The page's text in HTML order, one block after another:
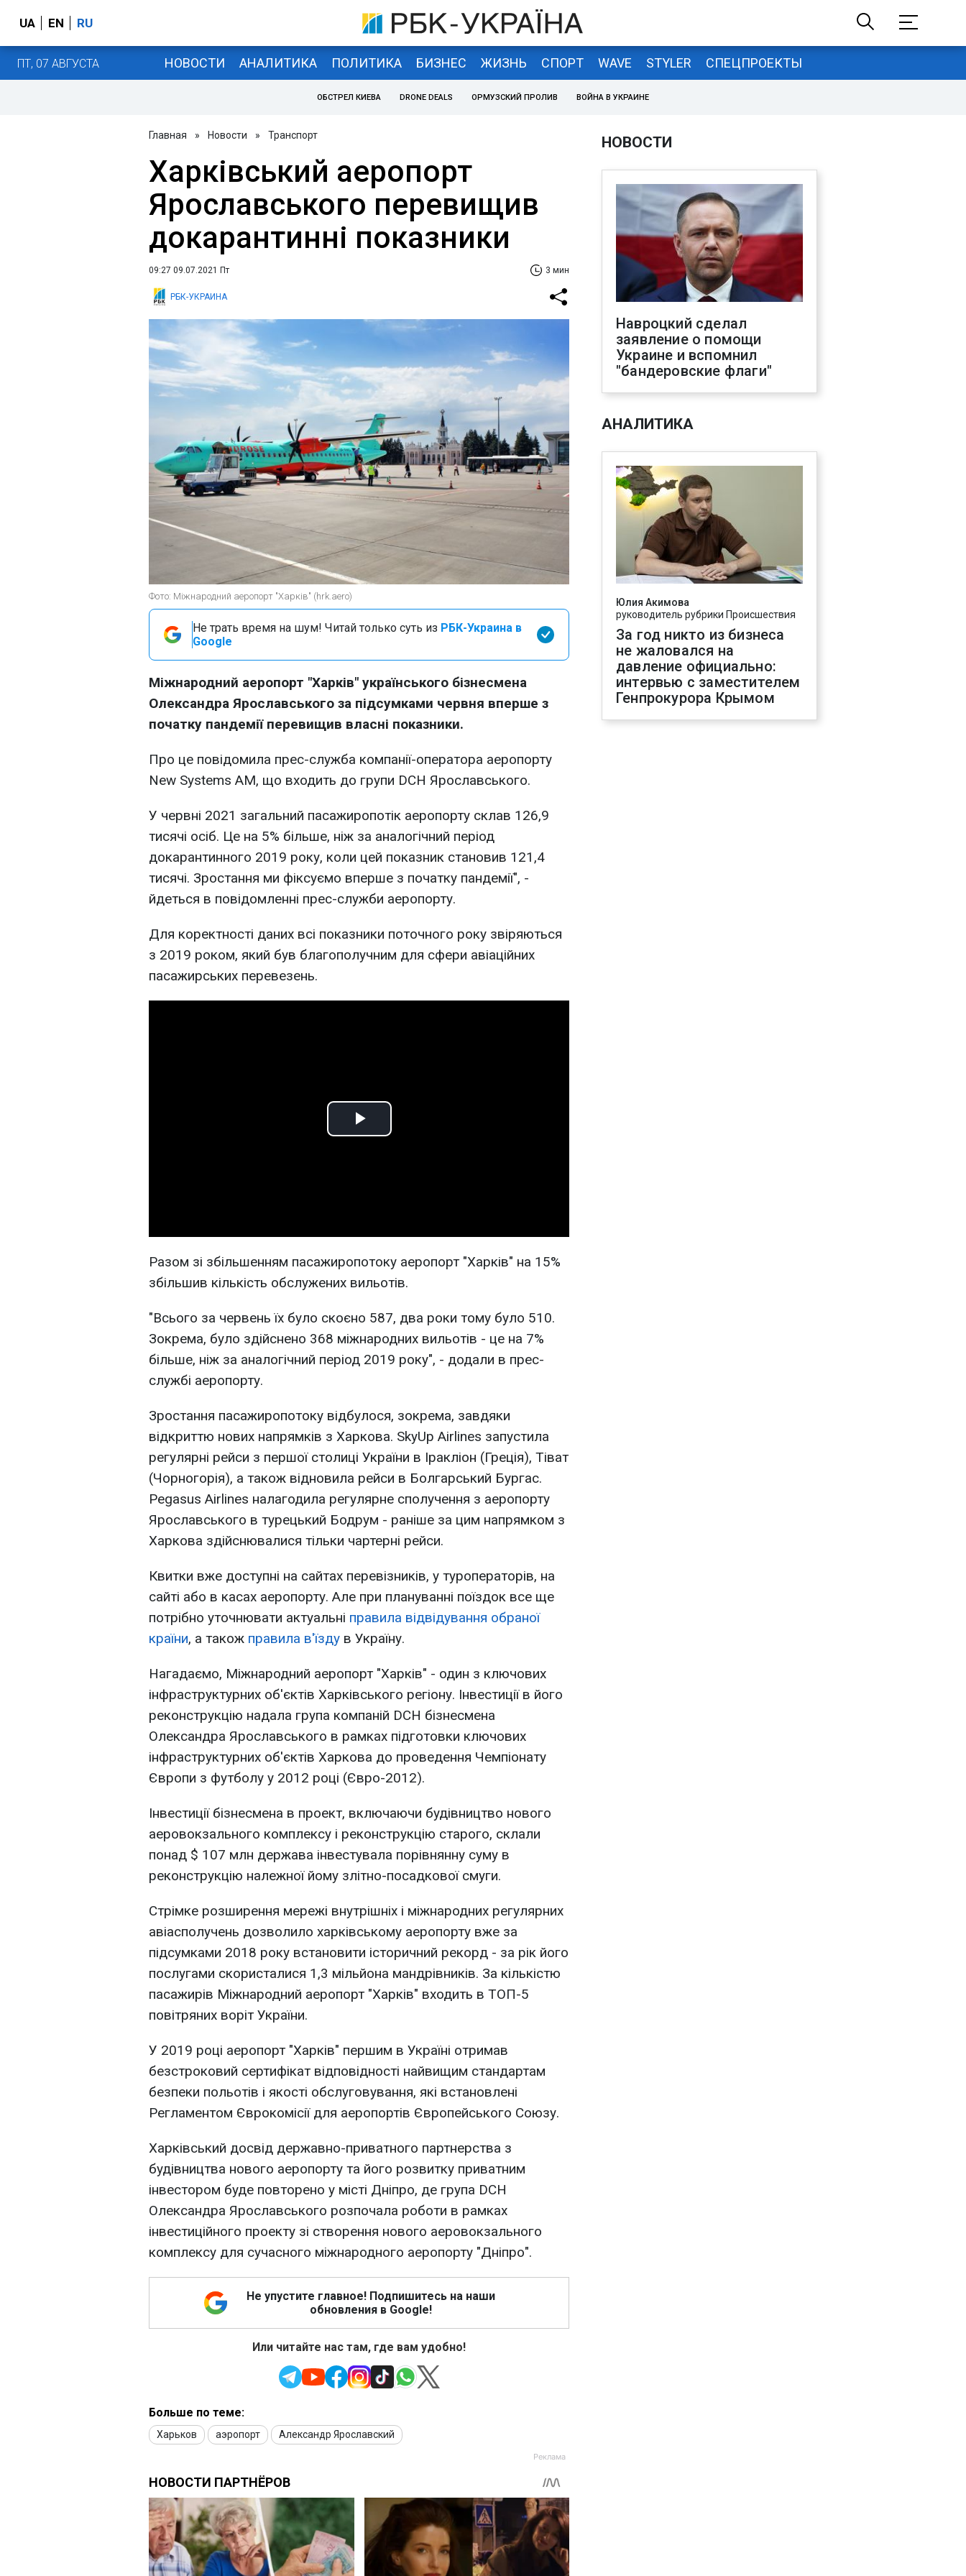
UA EN RU
ПТ, 07 АВГУСТА НОВОСТИ АНАЛИТИКА ПОЛИТИКА БИЗНЕС ЖИЗНЬ СПОРТ WAVE STYLER СПЕЦПРОЕКТЫ
ОБСТРЕЛ КИЕВА DRONE DEALS ОРМУЗСКИЙ ПРОЛИВ ВОЙНА В УКРАИНЕ
Главная » Новости » Транспорт
Харківський аеропорт
Ярославського перевищив
докарантинні показники
09:27 09.07.2021 Пт 3 мин
РБК-УКРАИНА
Фото: Міжнародний аеропорт "Харків" (hrk.aero)
Не трать время на шум! Читай только суть из РБК-Украина в
Google
Міжнародний аеропорт "Харків" українського бізнесмена
Олександра Ярославського за підсумками червня вперше з
початку пандемії перевищив власні показники.
Про це повідомила прес-служба компанії-оператора аеропорту
New Systems AM, що входить до групи DCH Ярославського.
У червні 2021 загальний пасажиропотік аеропорту склав 126,9
тисячі осіб. Це на 5% більше, ніж за аналогічний період
докарантинного 2019 року, коли цей показник становив 121,4
тисячі. Зростання ми фіксуємо вперше з початку пандемії", -
йдеться в повідомленні прес-служби аеропорту.
Для коректності даних всі показники поточного року звіряються
з 2019 роком, який був благополучним для сфери авіаційних
пасажирських перевезень.
Play
Разом зі збільшенням пасажиропотоку аеропорт "Харків" на 15%
збільшив кількість обслужених вильотів.
"Всього за червень їх було скоєно 587, два роки тому було 510.
Зокрема, було здійснено 368 міжнародних вильотів - це на 7%
більше, ніж за аналогічний період 2019 року", - додали в прес-
службі аеропорту.
Зростання пасажиропотоку відбулося, зокрема, завдяки
відкриттю нових напрямків з Харкова. SkyUp Airlines запустила
регулярні рейси з першої столиці України в Іракліон (Греція), Тіват
(Чорногорія), а також відновила рейси в Болгарський Бургас.
Pegasus Airlines налагодила регулярне сполучення з аеропорту
Ярославського в турецький Бодрум - раніше за цим напрямком з
Харкова здійснювалися тільки чартерні рейси.
Квитки вже доступні на сайтах перевізників, у туроператорів, на
сайті або в касах аеропорту. Але при плануванні поїздок все ще
потрібно уточнювати актуальні правила відвідування обраної
країни, а також правила в'їзду в Україну.
Нагадаємо, Міжнародний аеропорт "Харків" - один з ключових
інфраструктурних об'єктів Харківського регіону. Інвестиції в його
реконструкцію надала група компаній DCH бізнесмена
Олександра Ярославського в рамках підготовки ключових
інфраструктурних об'єктів Харкова до проведення Чемпіонату
Європи з футболу у 2012 році (Євро-2012).
Інвестиції бізнесмена в проект, включаючи будівництво нового
аеровокзального комплексу і реконструкцію старого, склали
понад $ 107 млн держава інвестувала порівнянну суму в
реконструкцію належної йому злітно-посадкової смуги.
Стрімке розширення мережі внутрішніх і міжнародних регулярних
авіасполучень дозволило харківському аеропорту вже за
підсумками 2018 року встановити історичний рекорд - за рік його
послугами скористалися 1,3 мільйона мандрівників. За кількістю
пасажирів Міжнародний аеропорт "Харків" входить в ТОП-5
повітряних воріт України.
У 2019 році аеропорт "Харків" першим в Україні отримав
безстроковий сертифікат відповідності найвищим стандартам
безпеки польотів і якості обслуговування, які встановлені
Регламентом Єврокомісії для аеропортів Європейського Союзу.
Харківський досвід державно-приватного партнерства з
будівництва нового аеропорту та його розвитку приватним
інвестором буде повторено у місті Дніпро, де група DCH
Олександра Ярославського розпочала роботи в рамках
інвестиційного проекту зі створення нового аеровокзального
комплексу для сучасного міжнародного аеропорту "Дніпро".
Не упустите главное! Подпишитесь на наши
обновления в Google!
Или читайте нас там, где вам удобно!
Больше по теме:
Харьков аэропорт Александр Ярославский
НОВОСТИ
Навроцкий сделал
заявление о помощи
Украине и вспомнил
"бандеровские флаги"
АНАЛИТИКА
Юлия Акимова
руководитель рубрики Происшествия
За год никто из бизнеса
не жаловался на
давление официально:
интервью с заместителем
Генпрокурора Крымом